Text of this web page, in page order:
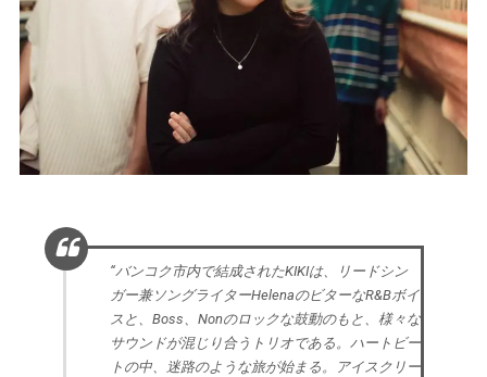
“バンコク市内で結成されたKIKIは、リードシン
ガー兼ソングライターHelenaのビターなR&Bボイ
スと、Boss、Nonのロックな鼓動のもと、様々な
サウンドが混じり合うトリオである。ハートビー
トの中、迷路のような旅が始まる。アイスクリー